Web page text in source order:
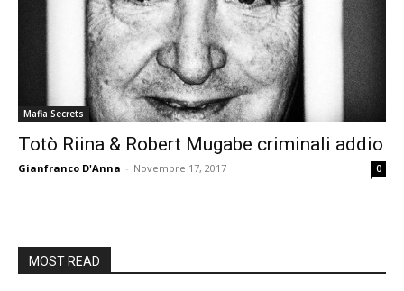
Mafia Secrets
Totò Riina & Robert Mugabe criminali addio
Gianfranco D'Anna - Novembre 17, 2017 0
MOST READ